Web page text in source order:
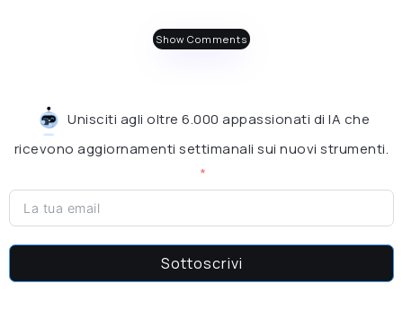
Show Comments
Unisciti agli oltre 6.000 appassionati di IA che
ricevono aggiornamenti settimanali sui nuovi strumenti.
Sottoscrivi